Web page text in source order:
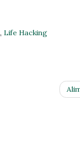
, Life Hacking